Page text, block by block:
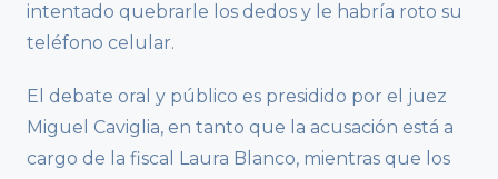
intentado quebrarle los dedos y le habría roto su
teléfono celular.
El debate oral y público es presidido por el juez
Miguel Caviglia, en tanto que la acusación está a
cargo de la fiscal Laura Blanco, mientras que los